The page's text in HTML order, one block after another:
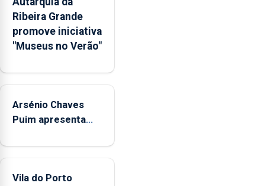
na
Rede
Municipal
de
aos
durante
o
de
entre
Ribeira Grande
promove iniciativa
"Museus no Verão"
Arsénio Chaves
Puim apresenta
de Vila do Porto
Vila do Porto